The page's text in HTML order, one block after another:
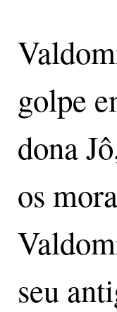
golpe
dona
os
seu